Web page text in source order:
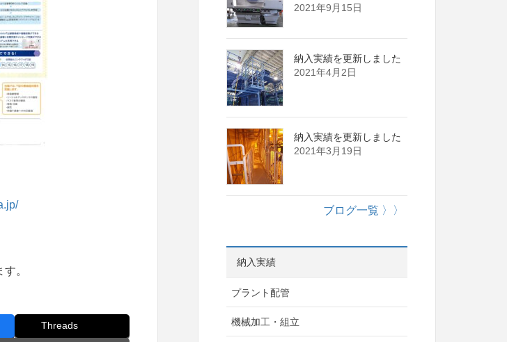
。
Threads
2021年9月15日
納入実績を更新しました
2021年4月2日
納入実績を更新しました
2021年3月19日
ブログ一覧 〉〉
納入実績
プラント配管
機械加工・組立